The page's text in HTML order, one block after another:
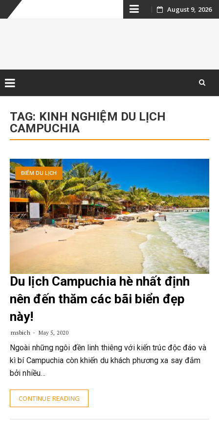
Skip August 9, 2026
lịch Campuchia
content
TAG: KINH NGHIỆM DU LỊCH
CAMPUCHIA
ĐIỂM DU LỊCH
Du lịch Campuchia hè nhất định
nên đến thăm các bãi biển đẹp
này!
msbich May 5, 2020
Ngoài những ngôi đền linh thiêng với kiến trúc độc đáo và
kì bí Campuchia còn khiến du khách phương xa say đắm
bởi nhiều…
CONTINUE READING